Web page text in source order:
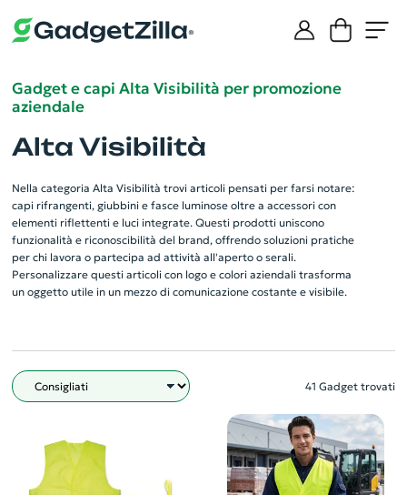
Gadget e capi Alta Visibilità per promozione
aziendale
Alta Visibilità
Nella categoria Alta Visibilità trovi articoli pensati per farsi notare:
capi rifrangenti, giubbini e fasce luminose oltre a accessori con
elementi riflettenti e luci integrate. Questi prodotti uniscono
funzionalità e riconoscibilità del brand, offrendo soluzioni pratiche
per chi lavora o partecipa ad attività all'aperto o serali.
Personalizzare questi articoli con logo e colori aziendali trasforma
un oggetto utile in un mezzo di comunicazione costante e visibile.
Filtro 41 Gadget trovati